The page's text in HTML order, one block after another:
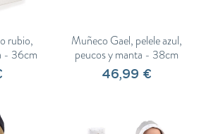
rubio,
- 36cm
Muñeco Gael, pelele azul,
peucos y manta - 38cm
46,99 €